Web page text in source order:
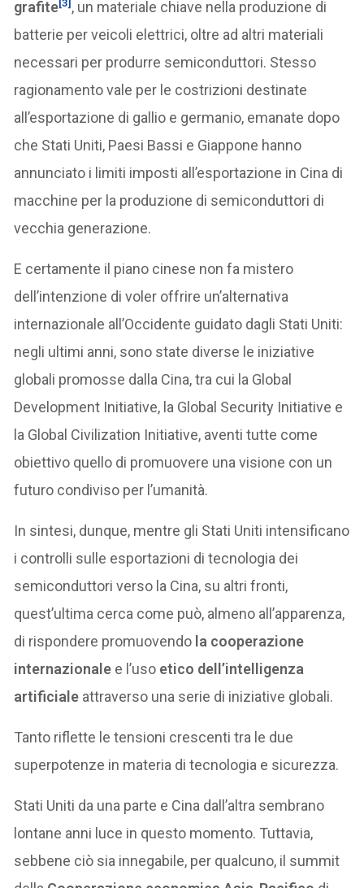
grafite
, un materiale chiave nella produzione di
batterie per veicoli elettrici, oltre ad altri materiali
necessari per produrre semiconduttori. Stesso
ragionamento vale per le costrizioni destinate
all’esportazione di gallio e germanio, emanate dopo
che Stati Uniti, Paesi Bassi e Giappone hanno
annunciato i limiti imposti all’esportazione in Cina di
macchine per la produzione di semiconduttori di
vecchia generazione.
E certamente il piano cinese non fa mistero
dell’intenzione di voler offrire un’alternativa
internazionale all’Occidente guidato dagli Stati Uniti:
negli ultimi anni, sono state diverse le iniziative
globali promosse dalla Cina, tra cui la Global
Development Initiative, la Global Security Initiative e
la Global Civilization Initiative, aventi tutte come
obiettivo quello di promuovere una visione con un
futuro condiviso per l’umanità.
In sintesi, dunque, mentre gli Stati Uniti intensificano
i controlli sulle esportazioni di tecnologia dei
semiconduttori verso la Cina, su altri fronti,
quest’ultima cerca come può, almeno all’apparenza,
di rispondere promuovendo la cooperazione
internazionale e l’uso etico dell’intelligenza
artificiale attraverso una serie di iniziative globali.
Tanto riflette le tensioni crescenti tra le due
superpotenze in materia di tecnologia e sicurezza.
Stati Uniti da una parte e Cina dall’altra sembrano
lontane anni luce in questo momento. Tuttavia,
sebbene ciò sia innegabile, per qualcuno, il summit